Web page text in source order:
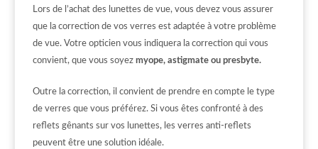
Lors de l’achat des lunettes de vue, vous devez vous assurer
que la correction de vos verres est adaptée à votre problème
de vue. Votre opticien vous indiquera la correction qui vous
convient, que vous soyez myope, astigmate ou presbyte.
Outre la correction, il convient de prendre en compte le type
de verres que vous préférez. Si vous êtes confronté à des
reflets gênants sur vos lunettes, les verres anti-reflets
peuvent être une solution idéale.